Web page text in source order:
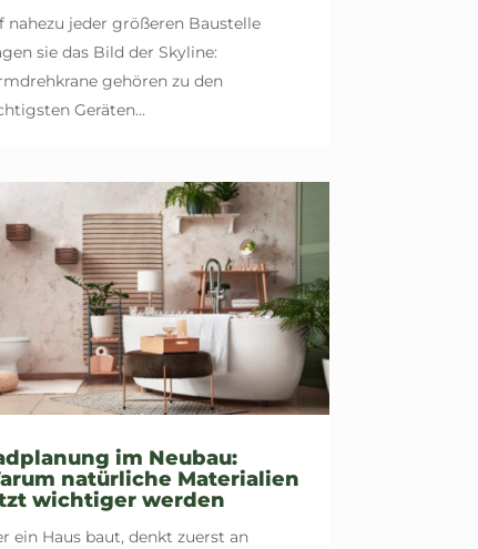
nahezu jeder größeren Baustelle
sie das Bild der Skyline:
gehören zu den
Geräten...
im Neubau:
natürliche Materialien
wichtiger werden
ein Haus baut, denkt zuerst an